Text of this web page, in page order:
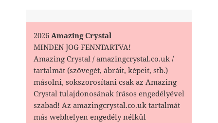
2026Amazing Crystal
MINDEN JOG FENNTARTVA!
Amazing Crystal / amazingcrystal.co.uk /
tartalmát (szövegét, ábráit, képeit, stb.)
másolni, sokszorosítani csak az Amazing
Crystal tulajdonosának írásos engedélyével
szabad! Az amazingcrystal.co.uk tartalmát
más webhelyen engedély nélkül